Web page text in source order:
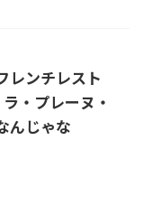
レンチレスト
・プレーヌ・
んじゃな